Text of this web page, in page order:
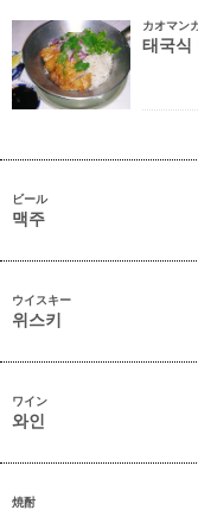
カオマン
태국식
ビール
맥주
ウイスキー
위스키
ワイン
와인
焼酎